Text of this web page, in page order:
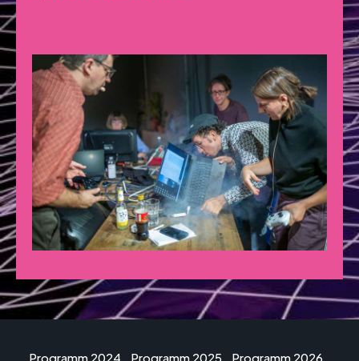
Programm 2024 Programm 2025 Programm 2026